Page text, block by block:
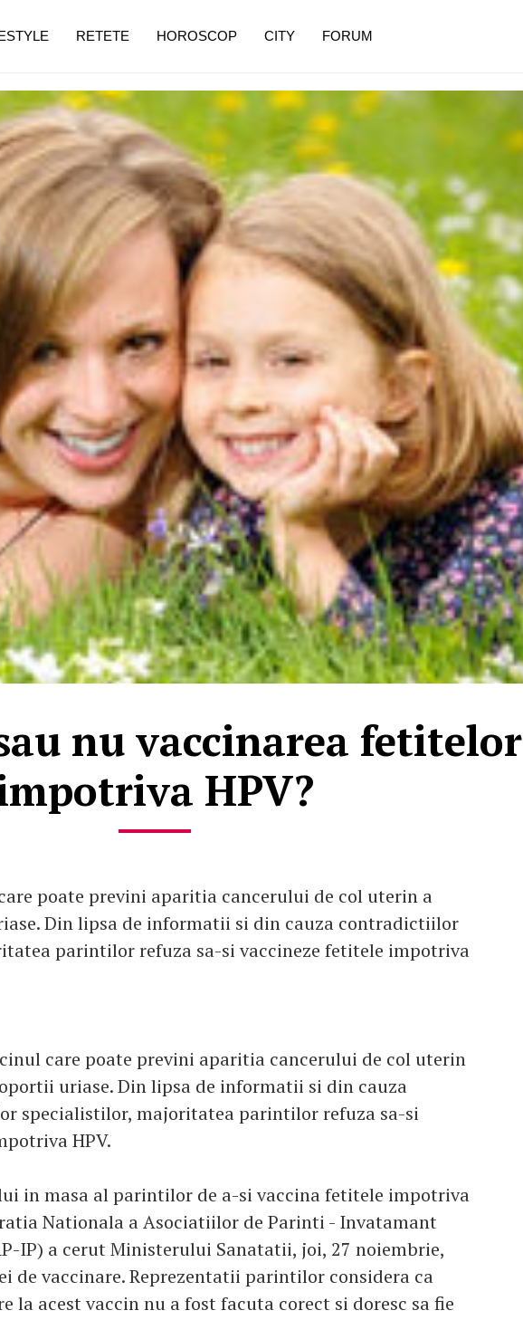
nu vaccinarea fetitelor
HPV?
poate previni aparitia cancerului de col uterin a
Din lipsa de informatii si din cauza contradictiilor
parintilor refuza sa-si vaccineze fetitele impotriva
care poate previni aparitia cancerului de col uterin
uriase. Din lipsa de informatii si din cauza
specialistilor, majoritatea parintilor refuza sa-si
HPV.
in masa al parintilor de a-si vaccina fetitele impotriva
Nationala a Asociatiilor de Parinti - Invatamant
IP) a cerut Ministerului Sanatatii, joi, 27 noiembrie,
de vaccinare. Reprezentatii parintilor considera ca
la acest vaccin nu a fost facuta corect si doresc sa fie
RETETE HOROSCOP CITY FORUM
de dureroasă este investigația